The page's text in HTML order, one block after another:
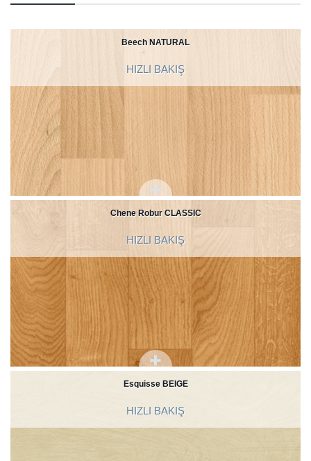
Beech NATURAL
HIZLI BAKIŞ
Chene Robur CLASSIC
HIZLI BAKIŞ
Esquisse BEIGE
HIZLI BAKIŞ